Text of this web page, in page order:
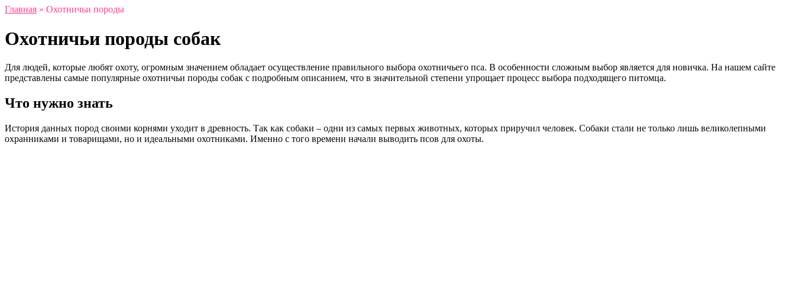
Главная » Охотничьи породы
Охотничьи породы собак
Для людей, которые любят охоту, огромным значением обладает осуществление правильного выбора охотничьего пса. В особенности сложным выбор является для новичка. На нашем сайте
представлены самые популярные охотничьи породы собак с подробным описанием, что в значительной степени упрощает процесс выбора подходящего питомца.
Что нужно знать
История данных пород своими корнями уходит в древность. Так как собаки – одни из самых первых животных, которых приручил человек. Собаки стали не только лишь великолепными
охранниками и товарищами, но и идеальными охотниками. Именно с того времени начали выводить псов для охоты.